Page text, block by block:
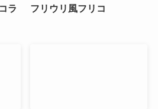
ラ
フリウリ風フリコ